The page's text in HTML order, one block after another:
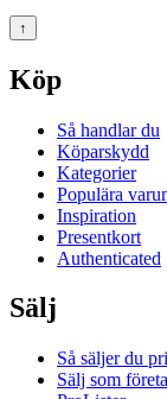
↑
Köp
Så handlar du
Köparskydd
Kategorier
Populära
Inspiration
Presentkort
Authenticated
Sälj
Så säljer du
Sälj som